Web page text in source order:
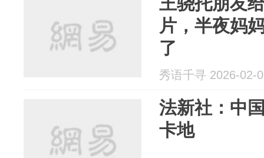
片，半夜妈
了
秀语千寻 2026-02-
法新社：中
卡地